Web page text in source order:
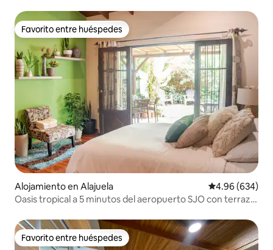
Favorito entre huéspedes
Favorito entre huéspedes
Alojamiento en Alajuela Calificación
4.96 (634)
Oasis tropical a 5 minutos del aeropuerto SJO con terraza
Favorito entre huéspedes
Favorito entre huéspedes